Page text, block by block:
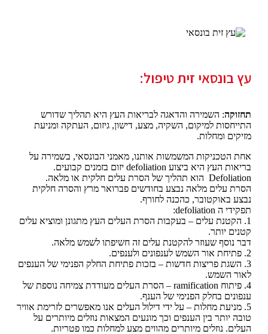
עץ בונסאי זית טיפול:
תחזוקה: השמירה והדאגה לבריאות העץ היא תהליך שדורש
התייחסות למיקום, השקיה, מצע, דישון, גיזום, העתקה ומניעת
מזיקים ומחלות.
אחת הטכניקות המשמשות אותנו, מאמני הבונסאי, בשמירה על
בריאות העץ היא ביצוע defoliation יזום בזמנים קבועים.
Defoliation הוא תהליך של הסרת עלים חלקית או מלאה.
הסרת עלים מלאה נבצע בחודשים פברואר מרץ והסרה חלקית
נבצע באוקטובר, כהכנה לחורף.
תפקידי ה defoliation:
1. הקטנת עלים – בעקבות הסרת העלים העץ מתגונן ומוציא עלים
קטנים יותר.
דבר נוסף שעוזר להקטנת עלים זה חשיפתו לשמש מלאה.
2. פתיחת אור השמש לענפונים ולענפים.
3. השגת פריצות חדשות – בזכות פתיחת החלק הפנימי של הענפים
לאור השמש.
4. פיתוח ramification – הסרת העלים מעודדת צמיחה נוספת של
ענפונים בחלק הפנימי של הענף.
5. מניעת מחלות – על ידי דילול העלים אנו מאפשרים לזרימת אוויר
טובה יותר בין הענפים וכך מונעים המצאות נוזלים מיותרים על
העלים. נוזלים מיותרים מהווים מצע למחלות כמו פטריות.